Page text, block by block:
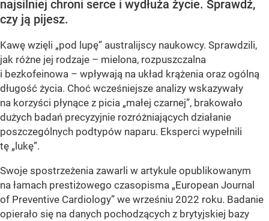
najsilniej chroni serce i wydłuża życie. Sprawdź,
czy ją pijesz.
Kawę wzięli „pod lupę” australijscy naukowcy. Sprawdzili,
jak różne jej rodzaje – mielona, rozpuszczalna
i bezkofeinowa – wpływają na układ krążenia oraz ogólną
długość życia. Choć wcześniejsze analizy wskazywały
na korzyści płynące z picia „małej czarnej”, brakowało
dużych badań precyzyjnie rozróżniających działanie
poszczególnych podtypów naparu. Eksperci wypełnili
tę „lukę”.
Swoje spostrzeżenia zawarli w artykule opublikowanym
na łamach prestiżowego czasopisma „European Journal
of Preventive Cardiology” we wrześniu 2022 roku. Badanie
opierało się na danych pochodzących z brytyjskiej bazy